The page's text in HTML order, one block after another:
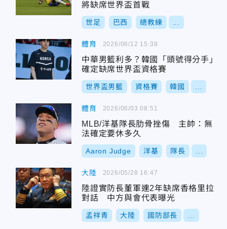
將缺席世界盃首戰
世足 巴西 總教練
體育
中華男籃利多？韓國「頭號得分手」
確定缺席世界盃資格賽
世界盃男籃 資格賽 韓國
2026/06/12 15:38
體育
MLB/洋基隊長肋骨挫傷 主帥：無
法確定要休多久
Aaron Judge 洋基 隊長
2026/06/03 08:51
大陸
陸證實防長董軍連2年缺席香格里拉
對話 中方與會代表曝光
孟祥青 大陸 國防部長
2026/05/28 16:47